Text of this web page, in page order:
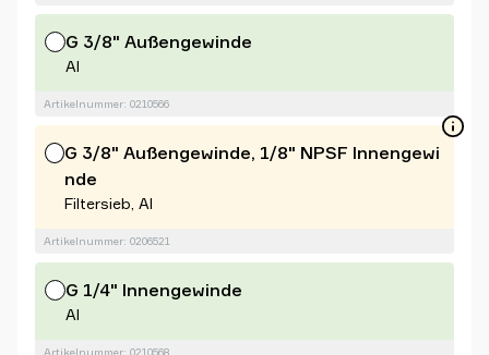
G 3/8" Außengewinde
Al
Artikelnummer: 0210566
G 3/8" Außengewinde, 1/8" NPSF Innengewi
nde
Filtersieb, Al
Artikelnummer: 0206521
G 1/4" Innengewinde
Al
Artikelnummer: 0210568